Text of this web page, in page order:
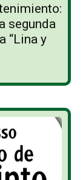
segunda
“Lina y